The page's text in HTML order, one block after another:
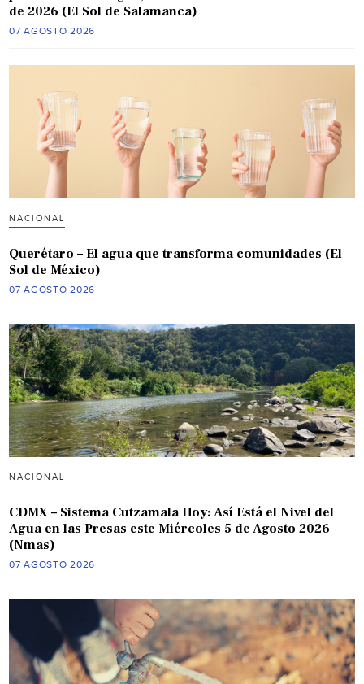
de 2026 (El Sol de Salamanca)
07 AGOSTO 2026
NACIONAL
Querétaro – El agua que transforma comunidades (El
Sol de México)
07 AGOSTO 2026
NACIONAL
CDMX – Sistema Cutzamala Hoy: Así Está el Nivel del
Agua en las Presas este Miércoles 5 de Agosto 2026
(Nmas)
07 AGOSTO 2026